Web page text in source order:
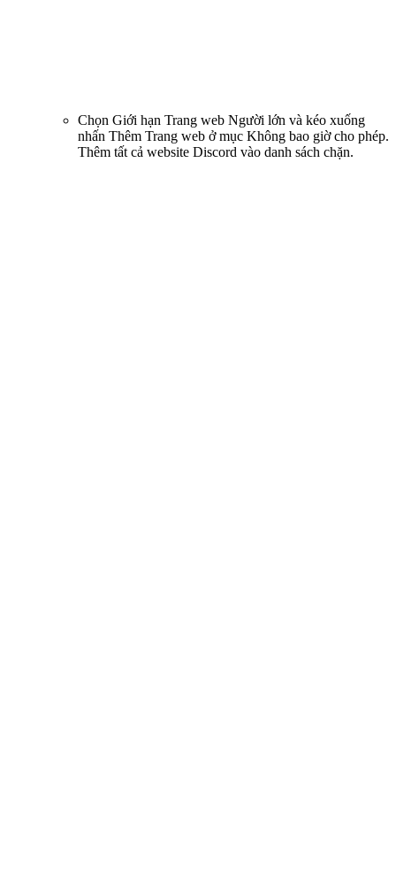
Chọn Giới hạn Trang web Người lớn và kéo xuống
nhấn Thêm Trang web ở mục Không bao giờ cho phép.
Thêm tất cả website Discord vào danh sách chặn.